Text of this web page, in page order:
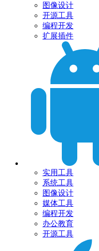
图像设计
开源工具
编程开发
扩展插件
实用工具
系统工具
图像设计
媒体工具
编程开发
办公教育
开源工具